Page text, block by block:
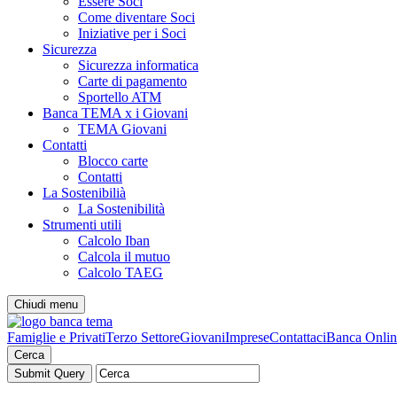
Come diventare Soci
Iniziative per i Soci
Sicurezza
Sicurezza informatica
Carte di pagamento
Sportello ATM
Banca TEMA x i Giovani
TEMA Giovani
Contatti
Blocco carte
Contatti
La Sostenibilià
La Sostenibilità
Strumenti utili
Calcolo Iban
Calcola il mutuo
Calcolo TAEG
Chiudi menu
Famiglie e PrivatiTerzo SettoreGiovaniImpreseContattaciBanca
Cerca